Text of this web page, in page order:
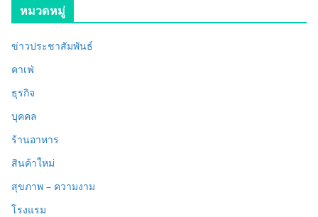
หมวดหมู่
ข่าวประชาสัมพันธ์
คาเฟ่
ธุรกิจ
บุคคล
ร้านอาหาร
สินค้าใหม่
สุขภาพ – ความงาม
โรงแรม